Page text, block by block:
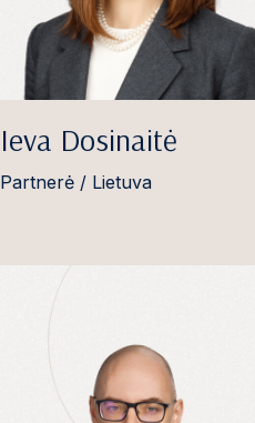
Ieva Dosinaitė
Partnerė / Lietuva